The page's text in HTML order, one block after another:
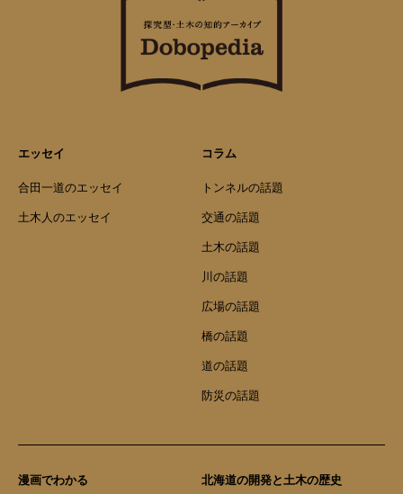
エッセイ
合田一道のエッセイ
土木人のエッセイ
コラム
トンネルの話題
交通の話題
土木の話題
川の話題
広場の話題
橋の話題
道の話題
防災の話題
漫画でわかる 北海道の開発と土木の歴史